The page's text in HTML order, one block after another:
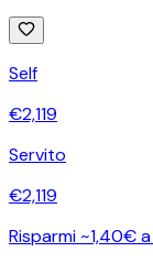
Self
€2,119
Servito
€2,119
Risparmi ~1,40€